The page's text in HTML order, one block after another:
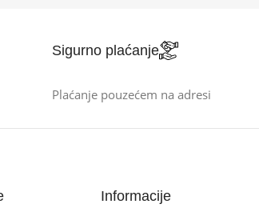
Sigurno plaćanje
Plaćanje pouzećem na adresi
Informacije